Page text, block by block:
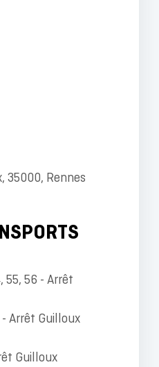
35000, Rennes
55, 56 - Arrêt
- Arrêt Guilloux
Guilloux